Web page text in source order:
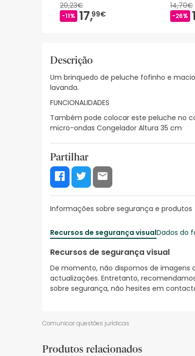
20,23€
-11% 17,99€
14,70€
-26%
Descrição
Um brinquedo de peluche fofinho e
lavanda.
FUNCIONALIDADES
Também pode colocar este peluche no
micro-ondas Congelador Altura 35 cm
Partilhar
Informações sobre segurança e produtos
Recursos de segurança visualDados do
Recursos de segurança visual
De momento, não dispomos de imagens
actualizações. Entretanto,
sobre segurança, não hesites em
Comunicar questões jurídicas
Produtos relacionados